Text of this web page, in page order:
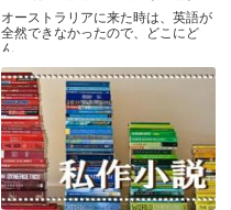
オーストラリアに来た時は、英語が
全然できなかったので、どこにど
ん.....